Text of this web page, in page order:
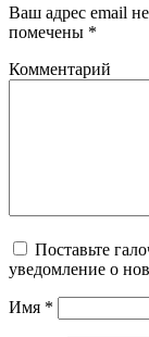
Ваш адрес email
помечены *
Комментарий
Поставьте
уведомление о
Имя *